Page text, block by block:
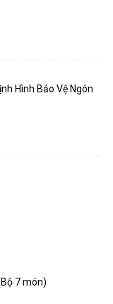
Hình Bảo Vệ Ngón
7 món)